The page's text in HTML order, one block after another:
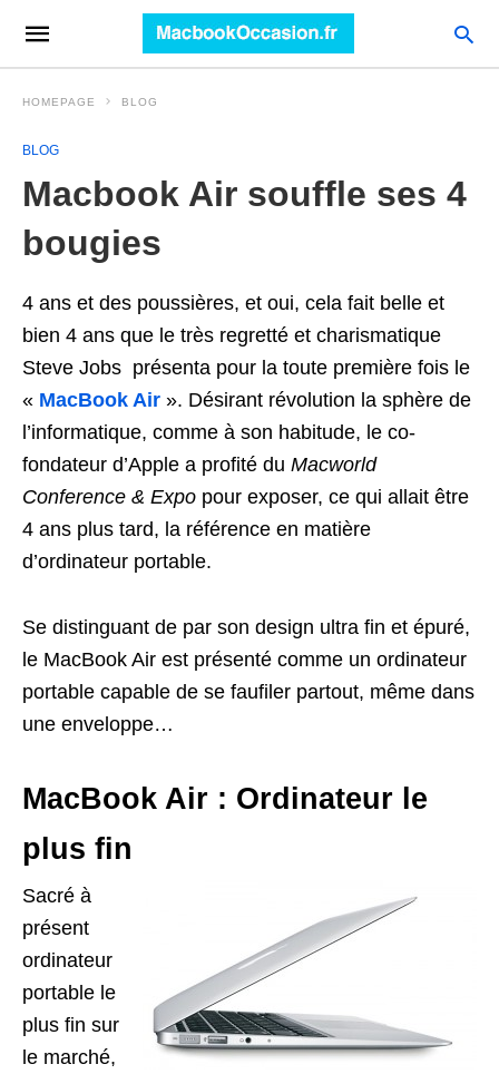
HOMEPAGE BLOG
BLOG
Macbook Air souffle ses 4
bougies
4 ans et des poussières, et oui, cela fait belle et
bien 4 ans que le très regretté et charismatique
Steve Jobs présenta pour la toute première fois le
« MacBook Air ». Désirant révolution la sphère de
l’informatique, comme à son habitude, le co-
fondateur d’Apple a profité du Macworld
Conference & Expo pour exposer, ce qui allait être
4 ans plus tard, la référence en matière
d’ordinateur portable.
Se distinguant de par son design ultra fin et épuré,
le MacBook Air est présenté comme un ordinateur
portable capable de se faufiler partout, même dans
une enveloppe…
MacBook Air : Ordinateur le
plus fin
Sacré à
présent
ordinateur
portable le
plus fin sur
le marché,